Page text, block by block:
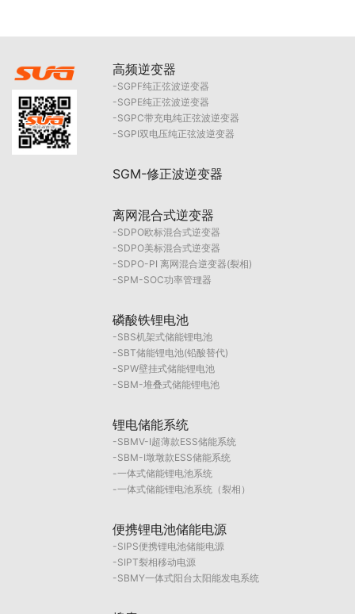
高频逆变器
SGPF纯正弦波逆变器
SGPE纯正弦波逆变器
SGPC带充电纯正弦波逆变器
SGPI双电压纯正弦波逆变器
SGM-修正波逆变器
离网混合式逆变器
SDPO欧标混合式逆变器
SDPO美标混合式逆变器
SDPO-PI 离网混合逆变器(裂相)
SPM-SOC功率管理器
磷酸铁锂电池
SBS机架式储能锂电池
SBT储能锂电池(铅酸替代)
SPW壁挂式储能锂电池
SBM-堆叠式储能锂电池
锂电储能系统
SBMV-I超薄款ESS储能系统
SBM-I墩墩款ESS储能系统
一体式储能锂电池系统
一体式储能锂电池系统（裂相）
便携锂电池储能电源
SIPS便携锂电池储能电源
SIPT裂相移动电源
SBMY一体式阳台太阳能发电系统